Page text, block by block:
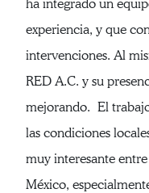
ha integrado un
experiencia, y que
intervenciones. Al
RED A.C. y su
mejorando. El
las condiciones
muy interesante
México,